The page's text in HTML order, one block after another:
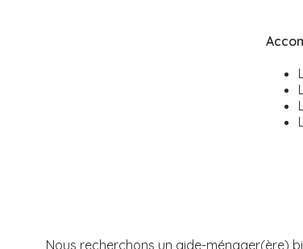
Nous recherchons un aide-ménager(ère)